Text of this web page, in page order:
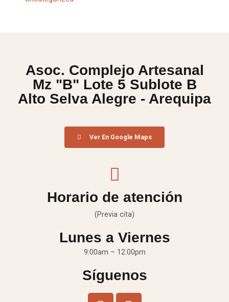
Asoc. Complejo Artesanal
Mz "B" Lote 5 Sublote B
Alto Selva Alegre - Arequipa
Ver En Google Maps
Horario de atención
(Previa cita)
Lunes a Viernes
9:00am – 12:00pm
Síguenos